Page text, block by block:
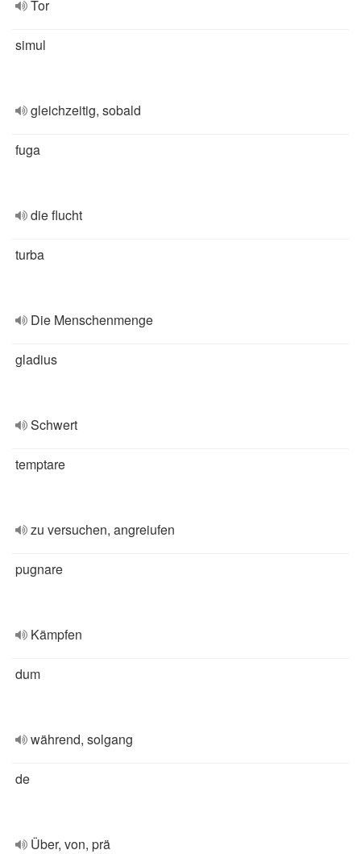
Tor
simul
gleichzeitig, sobald
fuga
die flucht
turba
Die Menschenmenge
gladius
Schwert
temptare
zu versuchen, angreiufen
pugnare
Kämpfen
dum
während, solgang
de
Über, von, prä